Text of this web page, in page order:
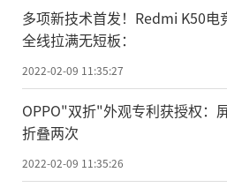
多项新技术首发！Redmi K50电
全线拉满无短板：
2022-02-09 11:35:27
OPPO"双折"外观专利获授权：
折叠两次
2022-02-09 11:35:26